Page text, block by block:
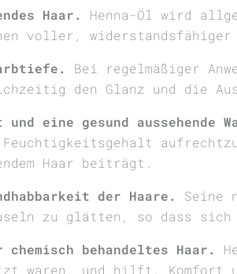
Haar.
Henna-Öl wird
voller, widerstandsfähiger
Bei regelmäßiger
den Glanz und die
eine gesund aussehende
Haar beiträgt.
der Haare.
Seine
zu glätten, so dass
behandeltes Haar.
waren, und hilft, Komfort